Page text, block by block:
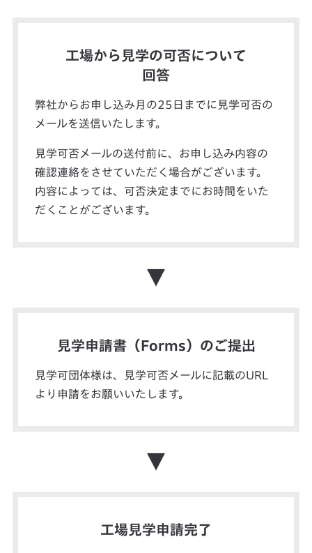
工場から見学の可否について
回答
弊社からお申し込み月の25日までに見学可否の
メールを送信いたします。
見学可否メールの送付前に、お申し込み内容の
確認連絡をさせていただく場合がございます。
内容によっては、可否決定までにお時間をいた
だくことがございます。
▼
見学申請書（Forms）のご提出
見学可団体様は、見学可否メールに記載のURL
より申請をお願いいたします。
▼
工場見学申請完了